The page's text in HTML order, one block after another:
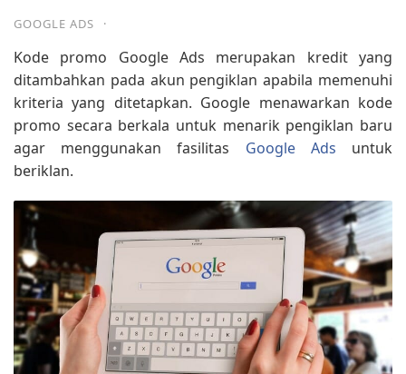
GOOGLE ADS ·
Kode promo Google Ads merupakan kredit yang
ditambahkan pada akun pengiklan apabila memenuhi
kriteria yang ditetapkan. Google menawarkan kode
promo secara berkala untuk menarik pengiklan baru
agar menggunakan fasilitas Google Ads untuk
beriklan.